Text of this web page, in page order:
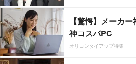
【驚愕】メーカ
神コスパPC
オリコンタイアップ特集